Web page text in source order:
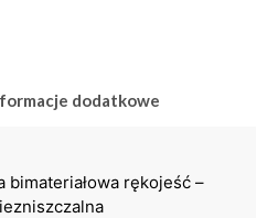
dodatkowe
bimateriałowa rękojeść –